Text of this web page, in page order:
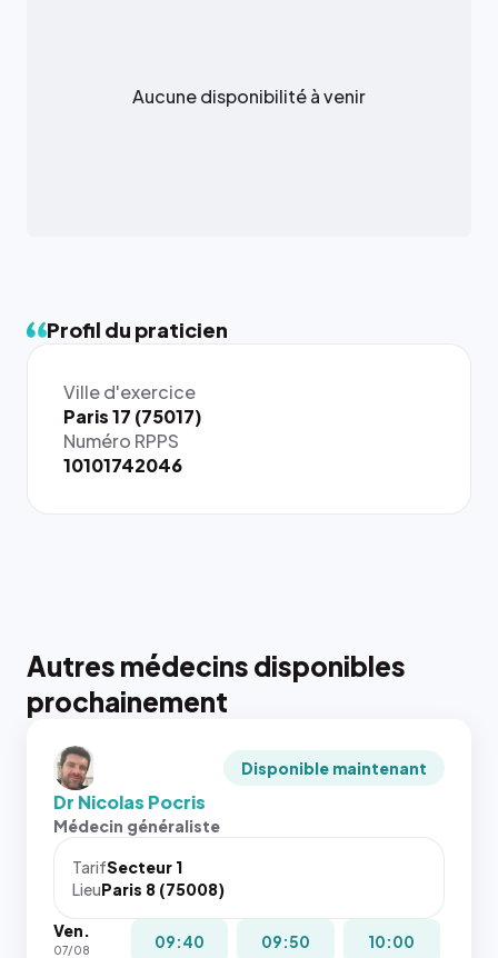
Aucune disponibilité à venir
Profil du praticien
Ville d'exercice
Paris 17 (75017)
Numéro RPPS
10101742046
Autres médecins disponibles
prochainement
Disponible maintenant
Dr Nicolas Pocris
Médecin généraliste
TarifSecteur 1
LieuParis 8 (75008)
Ven.
07/08 09:40 09:50 10:00